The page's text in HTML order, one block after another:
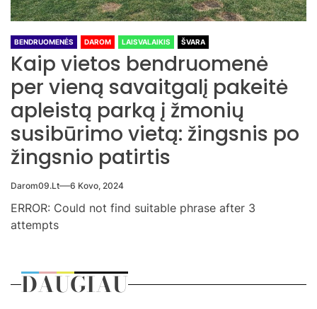
BENDRUOMENĖS DAROM LAISVALAIKIS ŠVARA
Kaip vietos bendruomenė
per vieną savaitgalį pakeitė
apleistą parką į žmonių
susibūrimo vietą: žingsnis po
žingsnio patirtis
Darom09.lt 6 Kovo, 2024
ERROR: Could not find suitable phrase after 3
attempts
DAUGIAU